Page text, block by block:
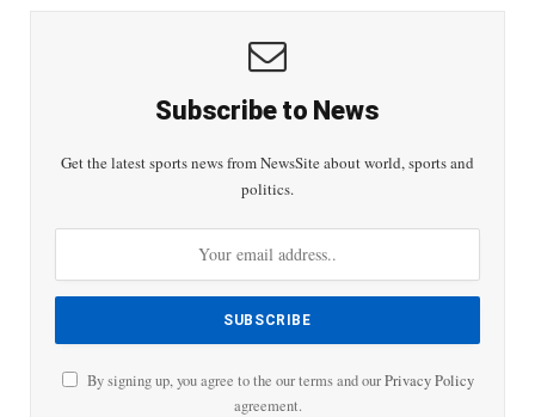
Subscribe to News
Get the latest sports news from NewsSite about world, sports and
politics.
By signing up, you agree to the our terms and ourPrivacy Policy
agreement.